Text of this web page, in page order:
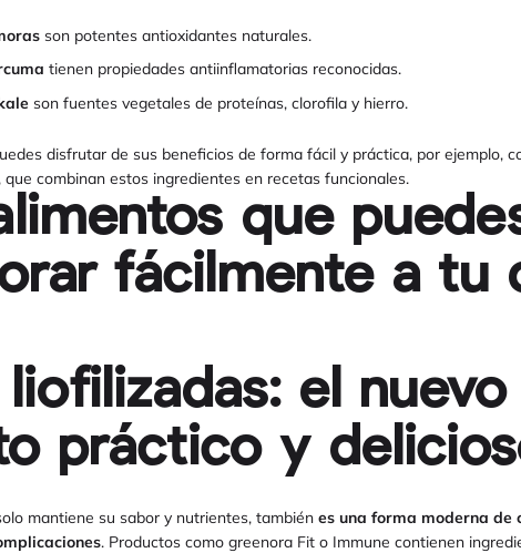
son potentes antioxidantes naturales.
tienen propiedades antiinflamatorias reconocidas.
son fuentes vegetales de proteínas, clorofila y hierro.
disfrutar de sus beneficios de forma fácil y práctica, por ejemplo,
que combinan estos ingredientes en recetas funcionales.
que
fácilmente a tu
liofilizadas: el nuevo
práctico y
mantiene su sabor y nutrientes, también es una forma moderna de
. Productos como greenora Fit o Immune contienen